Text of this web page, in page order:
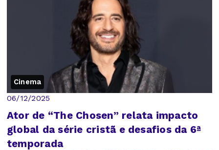
Cinema
06/12/2025
Ator de “The Chosen” relata impacto
global da série cristã e desafios da 6ª
temporada